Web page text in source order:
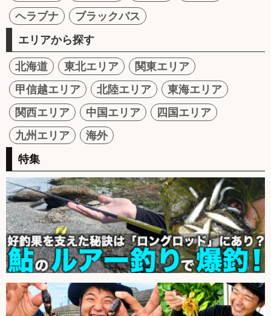
ヘラブナ
ブラックバス
エリアから探す
北海道 東北エリア
関東エリア
甲信越エリア
北陸エリア
東海エリア
関西エリア
中国エリア
四国エリア
九州エリア
海外
特集